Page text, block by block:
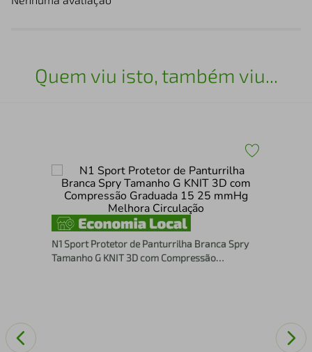
Quem viu isto, também viu...
N1 Sport Protetor de Panturrilha Branca Spry
Tamanho G KNIT 3D com Compressão